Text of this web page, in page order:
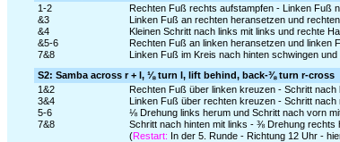
1-2
Rechten Fuß rechts aufstampfen - Linken Fuß
&3
Linken Fuß an rechten heransetzen und
&4
Kleinen Schritt nach links mit links und rechte
&5-6
Rechten Fuß an linken heransetzen und linken
7&8
Linken Fuß im Kreis nach hinten schwingen
S2: Samba across r + l, ⅛ turn l, lift behind, back-⅜ turn r-cross
1&2
Rechten Fuß über linken kreuzen - Schritt
3&4
Linken Fuß über rechten kreuzen - Schritt
5-6
⅛ Drehung links herum und Schritt nach vorn
7&8
Schritt nach hinten mit links - ⅜ Drehung
(Restart: In der 5. Runde - Richtung 12 Uhr -